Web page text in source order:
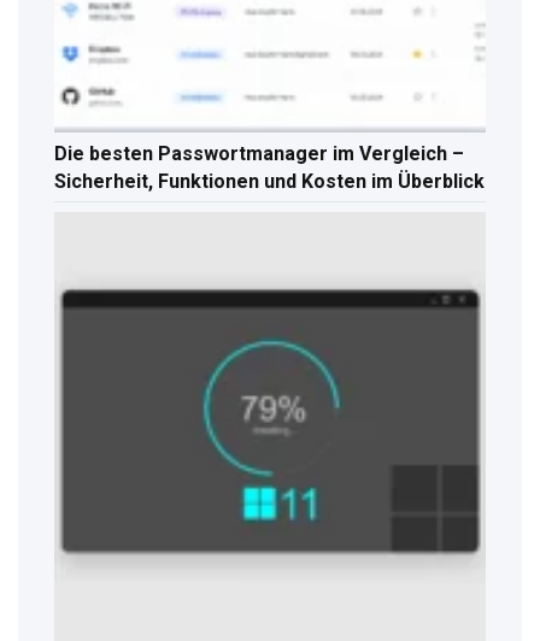
Die besten Passwortmanager im Vergleich –
Sicherheit, Funktionen und Kosten im Überblick